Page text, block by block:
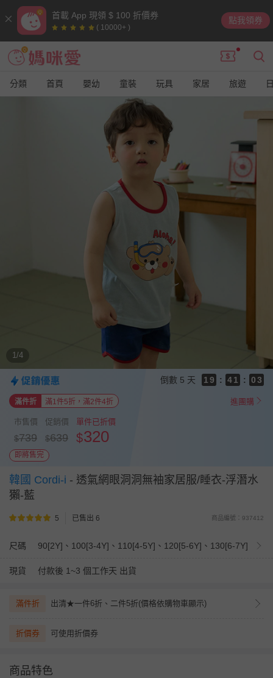
首載 App 現領 $ 100 折價券
( 10000+ )
點我領券
分類 首頁 嬰幼 童裝 玩具 家居 旅遊
1/4
倒數 5 天
1
2
1
9 :
2
4
5
1
2
: 0
1
0
1
滿件折 滿1件5折，滿2件4折 進團購
市售價
$739
促銷價
$639
單件已折價
$320
即將售完
韓國 Cordi-i - 透氣網眼洞洞無袖家居服/睡衣-浮潛水
獺-藍
5 已售出 6 商品編號：937412
尺碼 90[2Y]、100[3-4Y]、110[4-5Y]、120[5-6Y]、130[6-7Y]
現貨 付款後 1~3 個工作天 出貨
滿件折 出清★一件6折、二件5折(價格依購物車顯示)
折價券 可使用折價券
商品特色